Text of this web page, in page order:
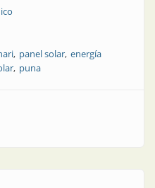
panel solar energía
puna
energética silenciosa de Jujuy